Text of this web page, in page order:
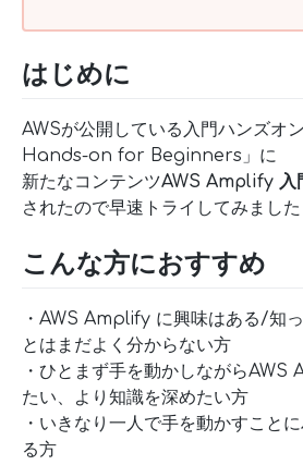
はじめに
AWSが公開している入門ハンズオ
Hands-on for Beginners」に
新たなコンテンツAWS Amplify 入
されたので早速トライしてみました
こんな方におすすめ
・AWS Amplify に興味はある/知
とはまだよく分からない方
・ひとまず手を動かしながらAWS
たい、より知識を深めたい方
・いきなり一人で手を動かすこと
る方